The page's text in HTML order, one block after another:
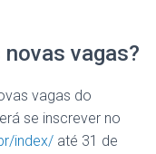
vagas?
vagas do
se inscrever no
index/ até 31 de